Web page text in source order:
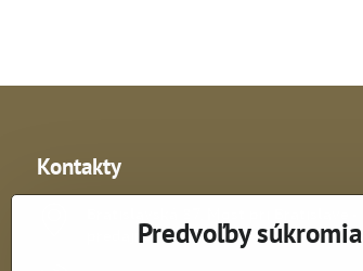
Kontakty
predajňaPredvoľby súkromia